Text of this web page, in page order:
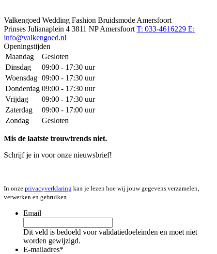
Valkengoed Wedding Fashion Bruidsmode Amersfoort
Prinses Julianaplein 4 3811 NP Amersfoort T: 033-4616229 E:
info@valkengoed.nl
Openingstijden
Maandag
Gesloten
Dinsdag
09:00 - 17:30 uur
Woensdag 09:00 - 17:30 uur
Donderdag 09:00 - 17:30 uur
Vrijdag
09:00 - 17:30 uur
Zaterdag
09:00 - 17:00 uur
Zondag
Gesloten
Mis de laatste trouwtrends niet.
Schrijf je in voor onze nieuwsbrief!
In onze privacyverklaring kan je lezen hoe wij jouw gegevens verzamelen,
verwerken en gebruiken.
Email
Dit veld is bedoeld voor validatiedoeleinden en moet niet
worden gewijzigd.
E-mailadres*